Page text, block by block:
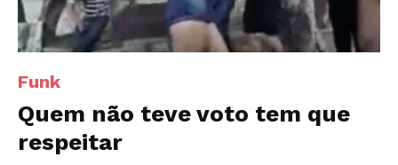
Funk
Quem não teve voto tem que
respeitar